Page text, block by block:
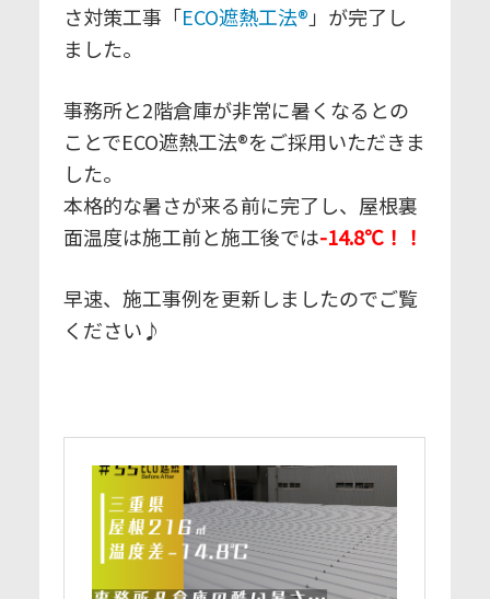
さ対策工事「ECO遮熱工法® 」が完了し
ました。
事務所と2階倉庫が非常に暑くなるとの
ことでECO遮熱工法®をご採用いただきま
した。
本格的な暑さが来る前に完了し、屋根裏
面温度は施工前と施工後では-14.8℃ ！！
早速、施工事例を更新しましたのでご覧
ください♪